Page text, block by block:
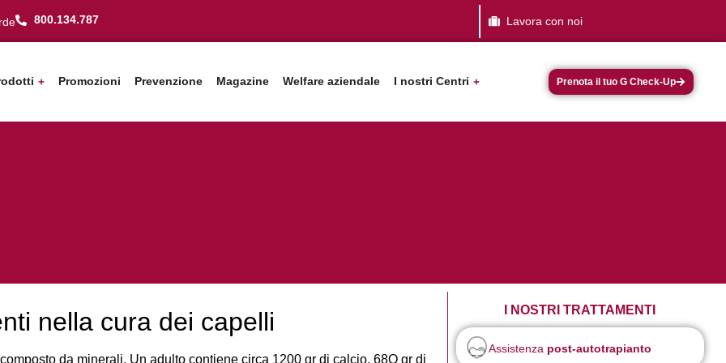
800.134.787 Lavora con noi
Promozioni Prevenzione Magazine Welfare aziendale I nostri Centri Prenota il tuo G Check-Up
nella cura dei capelli
da minerali. Un adulto contiene circa 1200 gr di calcio, 68O gr di
I NOSTRI TRATTAMENTI
Assistenza post-autotrapianto